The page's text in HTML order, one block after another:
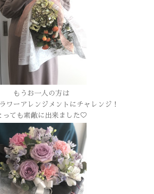
もうお一人の方は
ワーアレンジメントにチャレンジ！
っても素敵に出来ました♡